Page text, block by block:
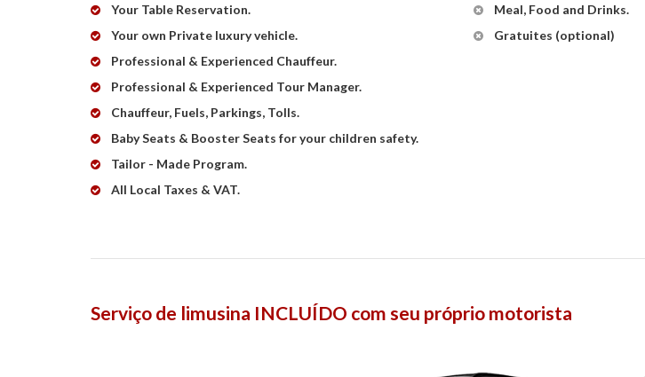
Your Table Reservation.
Your own Private luxury vehicle.
Professional & Experienced Chauffeur.
Professional & Experienced Tour Manager.
Chauffeur, Fuels, Parkings, Tolls.
Baby Seats & Booster Seats for your children safety.
Tailor - Made Program.
All Local Taxes & VAT.
Meal, Food and Drinks.
Gratuites (optional)
Serviço de limusina INCLUÍDO com seu próprio motorista